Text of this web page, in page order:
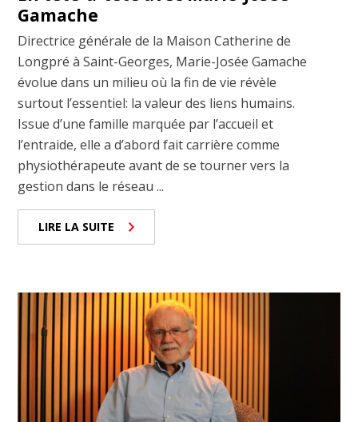
Gamache
Directrice générale de la Maison Catherine de
Longpré à Saint-Georges, Marie-Josée Gamache
évolue dans un milieu où la fin de vie révèle
surtout l’essentiel: la valeur des liens humains.
Issue d’une famille marquée par l’accueil et
l’entraide, elle a d’abord fait carrière comme
physiothérapeute avant de se tourner vers la
gestion dans le réseau ...
LIRE LA SUITE